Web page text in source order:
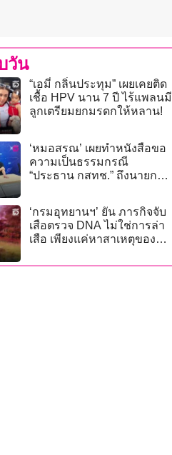
วัน
“เอมี่ กลิ่นประทุม” เผยเคยติด
เชื้อ HPV นาน 7 ปี ไร้แพลนมี
ลูกเตรียมยกมรดกให้หลาน!
‘หมอสรณ’ เผยทำหนังสือขอ
ความเป็นธรรมกรณี
“ประธาน กสทช.” ถึงนายก
‘กรมอุทยานฯ’ ยัน ภารกิจจับ
เสือตรวจ DNA ไม่ใช่การล่า
เสือ เพียงแค่หาสาเหตุของ